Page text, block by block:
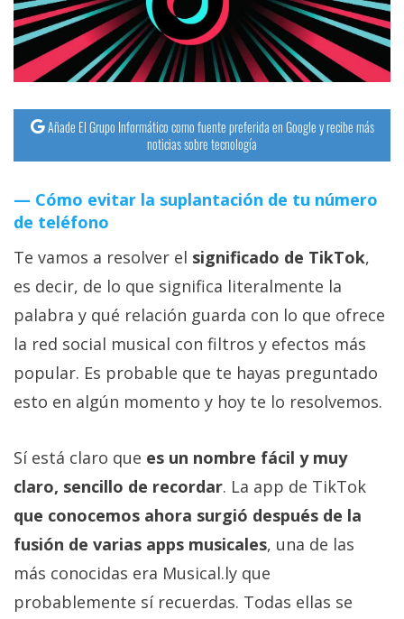
Operadores
Trucos
Tutoriales
Ciberseguridad
Sistemas
operativos
Profesional
+
Más
Sorteos
Foros
Contacto
Añade El Grupo Informático como fuente preferida en Google y recibe más
noticias sobre tecnología
Cómo evitar la suplantación de tu número
de teléfono
Te vamos a resolver el significado de TikTok,
es decir, de lo que significa literalmente la
palabra y qué relación guarda con lo que ofrece
la red social musical con filtros y efectos más
popular. Es probable que te hayas preguntado
esto en algún momento y hoy te lo resolvemos.
Sí está claro que es un nombre fácil y muy
claro, sencillo de recordar. La app de TikTok
que conocemos ahora surgió después de la
fusión de varias apps musicales, una de las
más conocidas era Musical.ly que
probablemente sí recuerdas. Todas ellas se